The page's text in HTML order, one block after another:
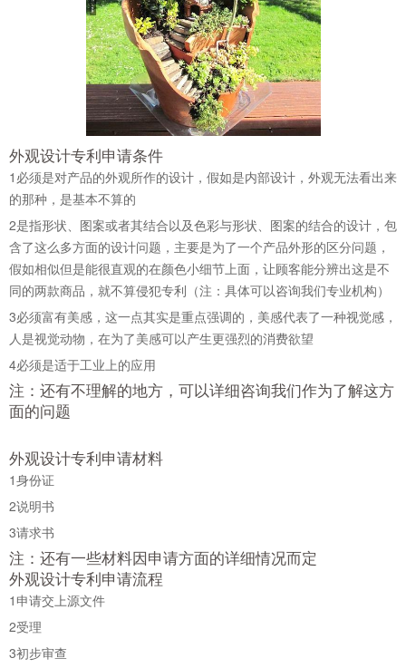
外观设计专利申请条件
1 必须是对产品的外观所作的设计，假如是内部设计，外观无法看出来
的那种，是基本不算的
2是指形状、图案或者其结合以及色彩与形状、图案的结合的设计，包
含了这么多方面的设计问题，主要是为了一个产品外形的区分问题，
假如相似但是能很直观的在颜色小细节上面，让顾客能分辨出这是不
同的两款商品，就不算侵犯专利（注：具体可以咨询我们专业机构）
3必须富有美感，这一点其实是重点强调的，美感代表了一种视觉感，
人是视觉动物，在为了美感可以产生更强烈的消费欲望
4必须是适于工业上的应用
注：还有不理解的地方，可以详细咨询我们作为了解这方
面的问题
外观设计专利申请材料
1身份证
2说明书
3请求书
注：还有一些材料因申请方面的详细情况而定
外观设计专利申请流程
1 申请交上源文件
2受理
3初步审查